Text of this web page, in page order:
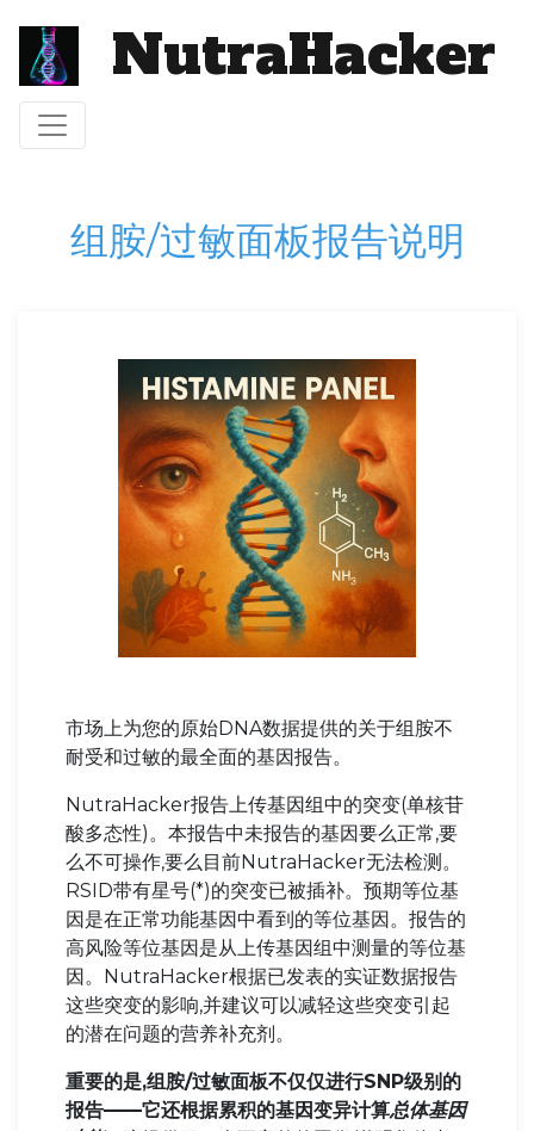
NutraHacker
切换导航
组胺/过敏面板报告说明
市场上为您的原始DNA数据提供的关于组胺不
耐受和过敏的最全面的基因报告。
NutraHacker报告上传基因组中的突变(单核苷
酸多态性)。本报告中未报告的基因要么正常,要
么不可操作,要么目前NutraHacker无法检测。
RSID带有星号(*)的突变已被插补。预期等位基
因是在正常功能基因中看到的等位基因。报告的
高风险等位基因是从上传基因组中测量的等位基
因。NutraHacker根据已发表的实证数据报告
这些突变的影响,并建议可以减轻这些突变引起
的潜在问题的营养补充剂。
重要的是,组胺/过敏面板不仅仅进行SNP级别的
报告——它还根据累积的基因变异计算总体基因